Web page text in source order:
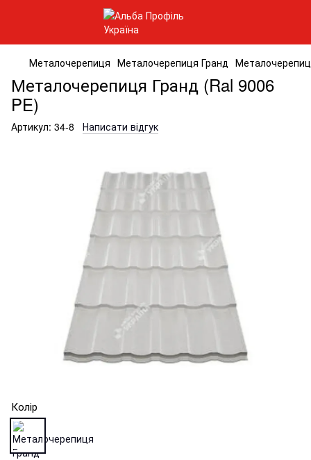
Металочерепиця Металочерепиця Гранд
Металочерепиця Гранд (Ral 9006
PE)
Артикул: 34-8 Написати відгук
Колір